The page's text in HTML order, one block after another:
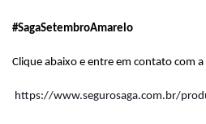
#SagaSetembroAmarelo
Clique abaixo e entre em contato com a
https://www.segurosaga.com.br/